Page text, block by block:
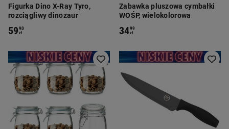
Figurka Dino X-Ray Tyro,
rozciągliwy dinozaur
5990
zł
Zabawka pluszowa cymbałki
WOŚP, wielokolorowa
3499
zł